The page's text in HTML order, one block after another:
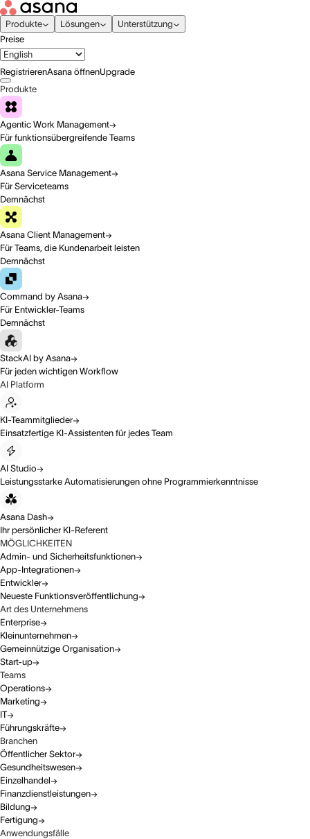
Produkte Lösungen
Unterstützung
Preise
RegistrierenAsana öffnenUpgrade
Produkte
Agentic Work Management
Für funktionsübergreifende Teams
Asana Service Management
Für Serviceteams
Demnächst
Asana Client Management
Für Teams, die Kundenarbeit leisten
Demnächst
Command by Asana
Für Entwickler-Teams
Demnächst
StackAI by Asana
Für jeden wichtigen Workflow
AI Platform
KI-Teammitglieder
Einsatzfertige KI-Assistenten für jedes Team
AI Studio
Leistungsstarke Automatisierungen ohne Programmierkenntnisse
Asana Dash
Ihr persönlicher KI-Referent
MÖGLICHKEITEN
Admin- und Sicherheitsfunktionen
App-Integrationen
Entwickler
Neueste Funktionsveröffentlichung
Art des Unternehmens
Enterprise
Kleinunternehmen
Gemeinnützige Organisation
Start-up
Teams
Operations
Marketing
IT
Führungskräfte
Branchen
Öffentlicher Sektor
Gesundheitswesen
Einzelhandel
Finanzdienstleistungen
Bildung
Fertigung
Anwendungsfälle